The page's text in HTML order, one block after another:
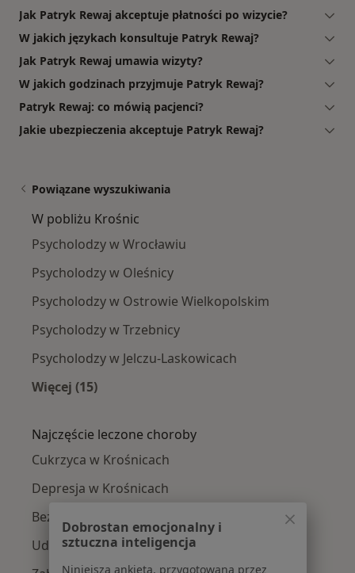
Jak Patryk Rewaj akceptuje płatności po wizycie?
W jakich językach konsultuje Patryk Rewaj?
Jak Patryk Rewaj umawia wizyty?
W jakich godzinach przyjmuje Patryk Rewaj?
Patryk Rewaj: co mówią pacjenci?
Jakie ubezpieczenia akceptuje Patryk Rewaj?
Powiązane wyszukiwania
W pobliżu Krośnic
Psycholodzy w Wrocławiu
Psycholodzy w Oleśnicy
Psycholodzy w Ostrowie Wielkopolskim
Psycholodzy w Trzebnicy
Psycholodzy w Jelczu-Laskowicach
Więcej (15)
Najczęście leczone choroby
Cukrzyca w Krośnicach
Depresja w Krośnicach
Bezsenność w Krośnicach
Udar mózgu w Krośnicach
Dobrostan emocjonalny i
sztuczna inteligencja
Niniejsza ankieta, przygotowana przez